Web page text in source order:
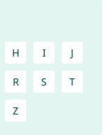
H I J
R S T
Z